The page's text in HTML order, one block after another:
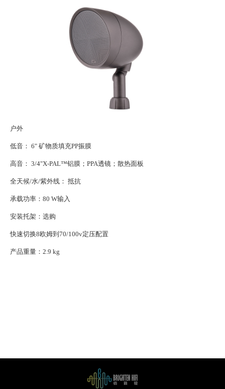
户外
低音： 6" 矿物质填充PP振膜
高音： 3/4"X-PAL™铝膜；PPA透镜；散热面板
全天候/水/紫外线： 抵抗
承载功率：80 W输入
安装托架：选购
快速切换8欧姆到70/100v定压配置
产品重量：2.9 kg